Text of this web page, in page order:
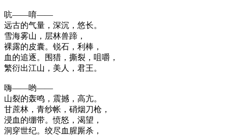
吭——唷——
远古的气量，深沉，悠长。
雪海雾山，层林兽蹄，
裸露的皮囊。锐石，利棒，
血的追逐。围猎，撕裂，咀嚼，
繁衍出江山，美人，君王。
嗨——哟——
山裂的轰鸣，震撼，高亢。
甘蔗林，青纱帐，硝烟刀枪，
浸血的绷带。愤怒，渴望，
洞穿世纪。绞尽血腥厮杀，